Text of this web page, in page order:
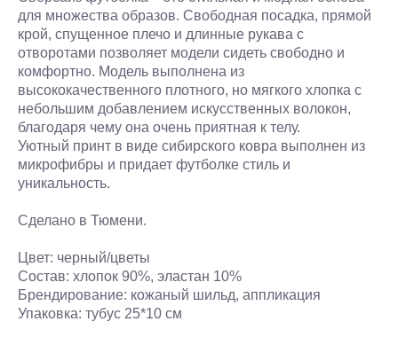
для множества образов. Свободная посадка, прямой
крой, спущенное плечо и длинные рукава с
отворотами позволяет модели сидеть свободно и
комфортно. Модель выполнена из
высококачественного плотного, но мягкого хлопка с
небольшим добавлением искусственных волокон,
благодаря чему она очень приятная к телу.
Уютный принт в виде сибирского ковра выполнен из
микрофибры и придает футболке стиль и
уникальность.
Сделано в Тюмени.
Цвет: черный/цветы
Состав: хлопок 90%, эластан 10%
Брендирование: кожаный шильд, аппликация
Упаковка: тубус 25*10 см